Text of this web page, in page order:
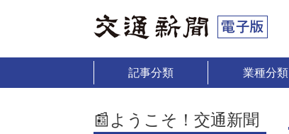
記事分類 業種分類
📰ようこそ！交通新聞